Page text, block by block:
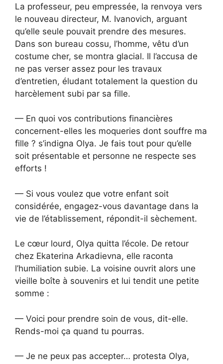
La professeur, peu empressée, la renvoya vers
le nouveau directeur, M. Ivanovich, arguant
qu’elle seule pouvait prendre des mesures.
Dans son bureau cossu, l’homme, vêtu d’un
costume cher, se montra glacial. Il l’accusa de
ne pas verser assez pour les travaux
d’entretien, éludant totalement la question du
harcèlement subi par sa fille.
— En quoi vos contributions financières
concernent-elles les moqueries dont souffre ma
fille ? s’indigna Olya. Je fais tout pour qu’elle
soit présentable et personne ne respecte ses
efforts !
— Si vous voulez que votre enfant soit
considérée, engagez-vous davantage dans la
vie de l’établissement, répondit-il sèchement.
Le cœur lourd, Olya quitta l’école. De retour
chez Ekaterina Arkadievna, elle raconta
l’humiliation subie. La voisine ouvrit alors une
vieille boîte à souvenirs et lui tendit une petite
somme :
— Voici pour prendre soin de vous, dit-elle.
Rends-moi ça quand tu pourras.
— Je ne peux pas accepter… protesta Olya,